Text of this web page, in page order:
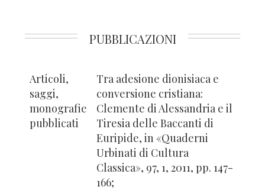
PUBBLICAZIONI
Articoli,
saggi,
monografie
pubblicati
Tra adesione dionisiaca e
conversione cristiana:
Clemente di Alessandria e il
Tiresia delle Baccanti di
Euripide, in «Quaderni
Urbinati di Cultura
Classica», 97, 1, 2011, pp. 147-
166;